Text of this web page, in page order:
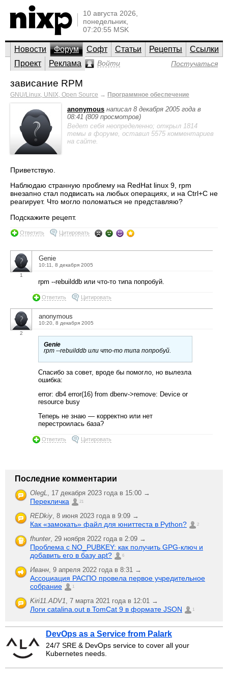
10 августа 2026,
понедельник,
07:20:55 MSK
Новости Форум Софт Статьи Рецепты
Ссылки
Проект
Реклама Войти Постучаться
зависание RPM
GNU/Linux, UNIX, Open Source → Программное обеспечение
anonymous написал 8 декабря 2005 года в
08:41 (809 просмотров)
Ведет себя неопределенно; открыл 1814
темы в форуме, оставил 5575 комментариев
на сайте.
Приветствую.
Наблюдаю странную проблему на RedHat linux 9, rpm
внезапно стал подвисать на любых операциях, и на Ctrl+C не
реагирует. Что могло поломаться не представляю?
Подскажите рецепт.
Ответить Цитировать
1
Genie
10:11, 8 декабря 2005
rpm --rebuilddb или что-то типа попробуй.
Ответить Цитировать
2
anonymous
10:20, 8 декабря 2005
Genie
rpm --rebuilddb или что-то типа попробуй.
Спасибо за совет, вроде бы помогло, но вылезла
ошибка:
error: db4 error(16) from dbenv->remove: Device or
resource busy
Теперь не знаю — корректно или нет
перестроилась база?
Ответить Цитировать
Последние комментарии
OlegL 17 декабря 2023 года в 15:00 →
Перекличка 21
REDkiy 8 июня 2023 года в 9:09 →
Как «замокать» файл для юниттеста в Python? 2
fhunter, 29 ноября 2022 года в 2:09 →
Проблема с NO_PUBKEY: как получить GPG-ключ и
добавить его в базу apt?
6
Иванн 9 апреля 2022 года в 8:31 →
Ассоциация РАСПО провела первое учредительное
собрание
1
Kiri11.ADV1 7 марта 2021 года в 12:01 →
Логи catalina.out в TomCat 9 в формате JSON 1
DevOps as a Service from Palark
24/7 SRE & DevOps service to cover all your
Kubernetes needs.